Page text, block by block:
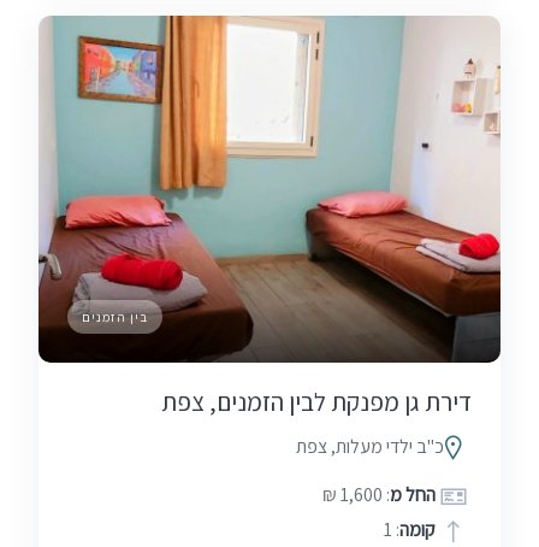
בין הזמנים
דירת גן מפנקת לבין הזמנים, צפת
כ"ב ילדי מעלות, צפת
החל מ: 1,600 ₪
קומה: 1